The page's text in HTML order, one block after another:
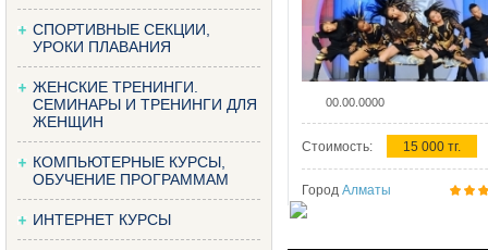
СПОРТИВНЫЕ СЕКЦИИ,
УРОКИ ПЛАВАНИЯ
ЖЕНСКИЕ ТРЕНИНГИ.
СЕМИНАРЫ И ТРЕНИНГИ ДЛЯ
ЖЕНЩИН
КОМПЬЮТЕРНЫЕ КУРСЫ,
ОБУЧЕНИЕ ПРОГРАММАМ
ИНТЕРНЕТ КУРСЫ
00.00.0000
Стоимость: 15 000 тг.
Город Алматы